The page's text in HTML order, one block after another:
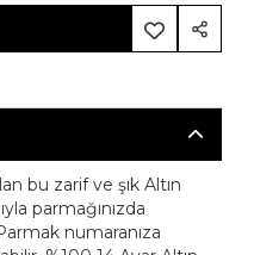
bu zarif ve şık Altın
parmağınızda
numaranıza